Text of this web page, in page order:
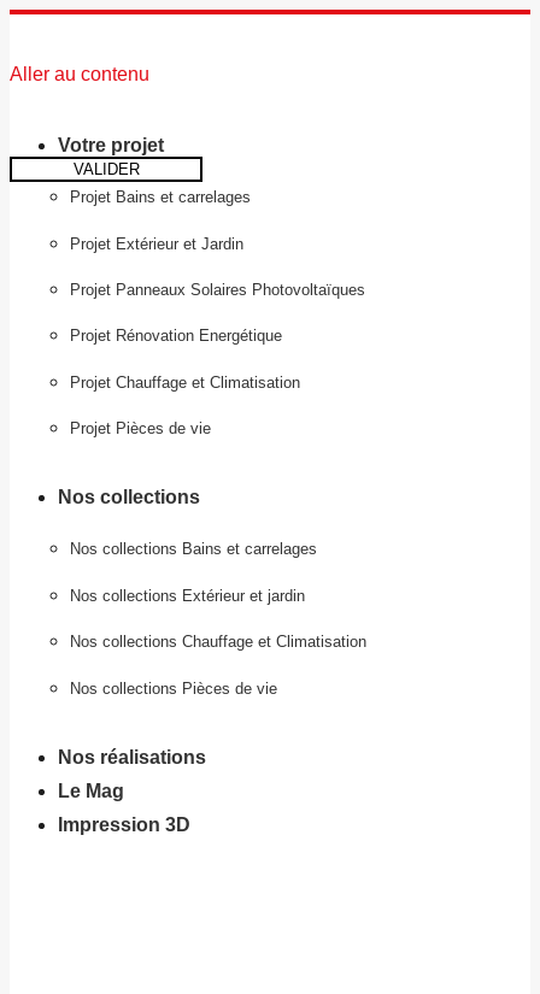
Aller au contenu
Votre projet
Projet Bains et carrelages
Projet Extérieur et Jardin
Projet Panneaux Solaires Photovoltaïques
Projet Rénovation Energétique
Projet Chauffage et Climatisation
Projet Pièces de vie
Nos collections
Nos collections Bains et carrelages
Nos collections Extérieur et jardin
Nos collections Chauffage et Climatisation
Nos collections Pièces de vie
Nos réalisations
Le Mag
Impression 3D
VALIDER